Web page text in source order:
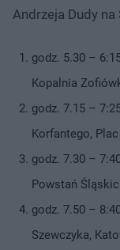
Andrzeja Dudy na
godz. 5.30 –
Kopalnia
godz. 7.15 –
Korfantego,
godz. 7.30 –
Powstań
godz. 7.50 –
Szewczyka,